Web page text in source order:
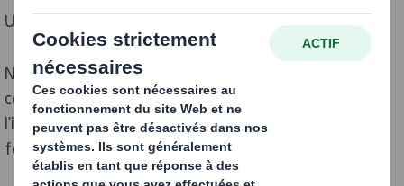
Une expertise au service de votre satisfaction !
Nous proposons des solutions complètes, de la
conception au service après-vente en passant par
l’installation de nos machines dans vos ateliers et la
formation de vos équipes.